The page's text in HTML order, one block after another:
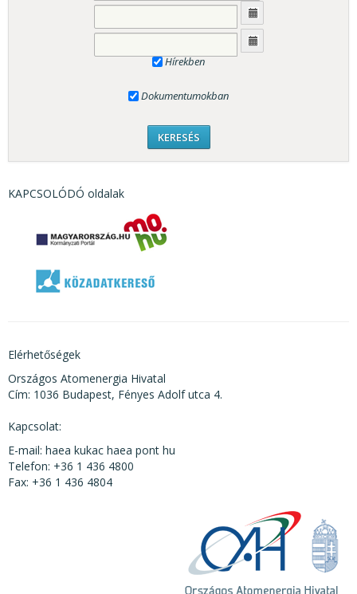
Hírekben
Dokumentumokban
KAPCSOLÓDÓ oldalak
Elérhetőségek
Országos Atomenergia Hivatal
Cím: 1036 Budapest, Fényes Adolf utca 4.
Kapcsolat:
E-mail: haea kukac haea pont hu
Telefon: +36 1 436 4800
Fax: +36 1 436 4804